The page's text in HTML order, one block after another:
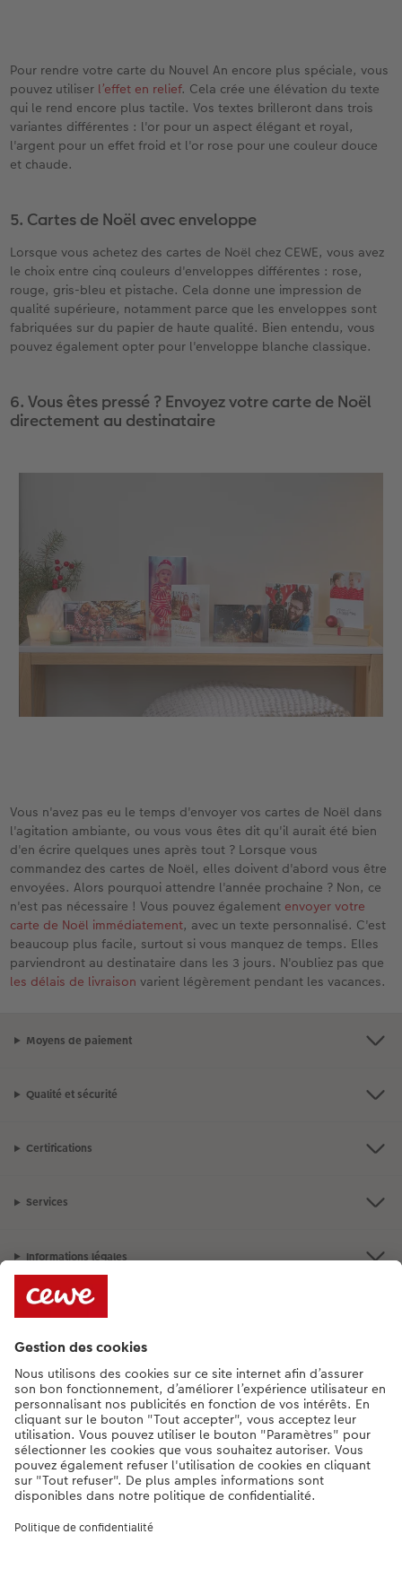
Pour rendre votre carte du Nouvel An encore plus spéciale, vous
pouvez utiliser l’effet en relief. Cela crée une élévation du texte
qui le rend encore plus tactile. Vos textes brilleront dans trois
variantes différentes : l'or pour un aspect élégant et royal,
l'argent pour un effet froid et l'or rose pour une couleur douce
et chaude.
5. Cartes de Noël avec enveloppe
Lorsque vous achetez des cartes de Noël chez CEWE, vous avez
le choix entre cinq couleurs d'enveloppes différentes : rose,
rouge, gris-bleu et pistache. Cela donne une impression de
qualité supérieure, notamment parce que les enveloppes sont
fabriquées sur du papier de haute qualité. Bien entendu, vous
pouvez également opter pour l'enveloppe blanche classique.
6. Vous êtes pressé ? Envoyez votre carte de Noël
directement au destinataire
Vous n'avez pas eu le temps d'envoyer vos cartes de Noël dans
l'agitation ambiante, ou vous vous êtes dit qu'il aurait été bien
d'en écrire quelques unes après tout ? Lorsque vous
commandez des cartes de Noël, elles doivent d'abord vous être
envoyées. Alors pourquoi attendre l'année prochaine ? Non, ce
n'est pas nécessaire ! Vous pouvez également envoyer votre
carte de Noël immédiatement, avec un texte personnalisé. C'est
beaucoup plus facile, surtout si vous manquez de temps. Elles
parviendront au destinataire dans les 3 jours. N'oubliez pas que
les délais de livraison varient légèrement pendant les vacances.
Moyens de paiement
Qualité et sécurité
Certifications
Services
Informations légales
**Besoin d'aide ou d'un conseil pour créer votre produit ?015 29 56 13
[Lu-Ve : 9:00 - 20:00h | Sa : 9.00 - 17:00h | Di : 12.00 - 16:00h]
FR| NL